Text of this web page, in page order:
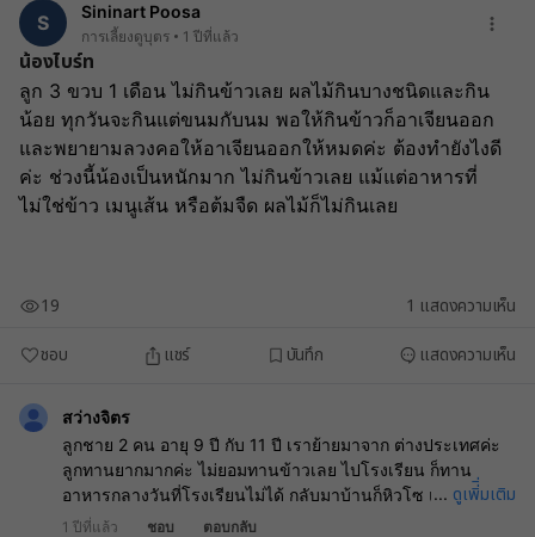
S Sininart Poosa
การเลี้ยงดูบุตร 1 ปีที่แล้ว
น้องไบร์ท
ลูก 3 ขวบ 1 เดือน ไม่กินข้าวเลย ผลไม้กินบางชนิดและกิน
น้อย ทุกวันจะกินแต่ขนมกับนม พอให้กินข้าวก็อาเจียนออก
และพยายามลวงคอให้อาเจียนออกให้หมดค่ะ ต้องทำยังไงดี
ค่ะ ช่วงนี้น้องเป็นหนักมาก ไม่กินข้าวเลย แม้แต่อาหารที่
ไม่ใช่ข้าว เมนูเส้น หรือต้มจืด ผลไม้ก็ไม่กินเลย
ชอบ แชร์ บันทึก แสดงความเห็น
19 1 แสดงความเห็น
สว่างจิตร
ลูกชาย 2 คน อายุ 9 ปี กับ 11 ปี เราย้ายมาจาก ต่างประเทศค่ะ
ลูกทานยากมากค่ะ ไม่ยอมทานข้าวเลย ไปโรงเรียน ก็ทาน
อาหารกลางวันที่โรงเรียนไม่ได้ กลับมาบ้านก็หิวโซ แม่ก็ทำ
กับข้าวไม่เก่ง ทำอะไรก็ไม่ยอมทาน คนโต ทานไก่ทอด คนเล็กก็
... ดูเพิ่ิ่มเติม
1 ปีที่แล้ว ชอบ ตอบกลับ